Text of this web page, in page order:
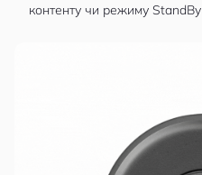
контенту чи режиму StandBy